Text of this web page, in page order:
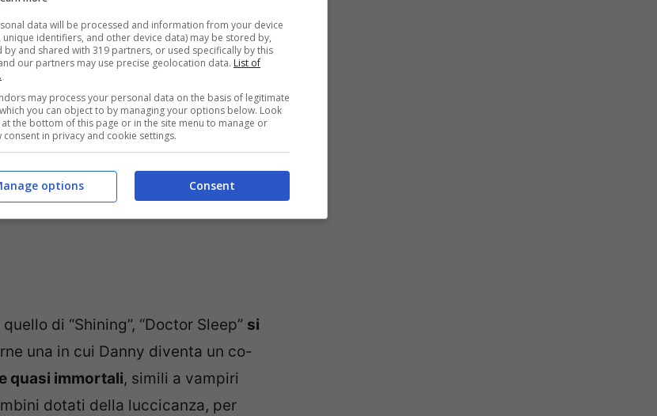
di “Shining”, “Doctor Sleep” si
una in cui Danny diventa un co-
quasi immortali, simili a vampiri
dotati della luccicanza, per
data will be processed and information from your device
unique identifiers, and other device data) may be stored by,
by and shared with 319 partners, or used specifically by this
our partners may use precise geolocation data. List of
may process your personal data on the basis of legitimate
you can object to by managing your options below. Look
the bottom of this page or in the site menu to manage or
consent in privacy and cookie settings.
Consent
options